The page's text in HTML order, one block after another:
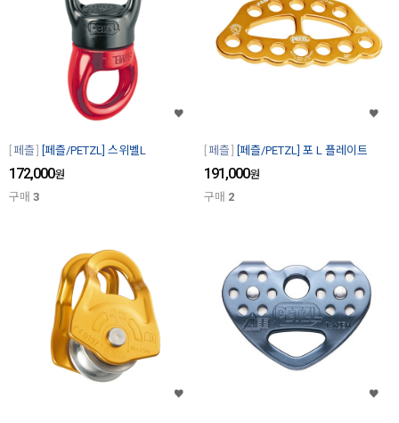
페츨 [페츨/PETZL] 스위벨L
172,000원
구매 3
페츨 [페츨/PETZL] 포 L 플레이트
191,000원
구매 2